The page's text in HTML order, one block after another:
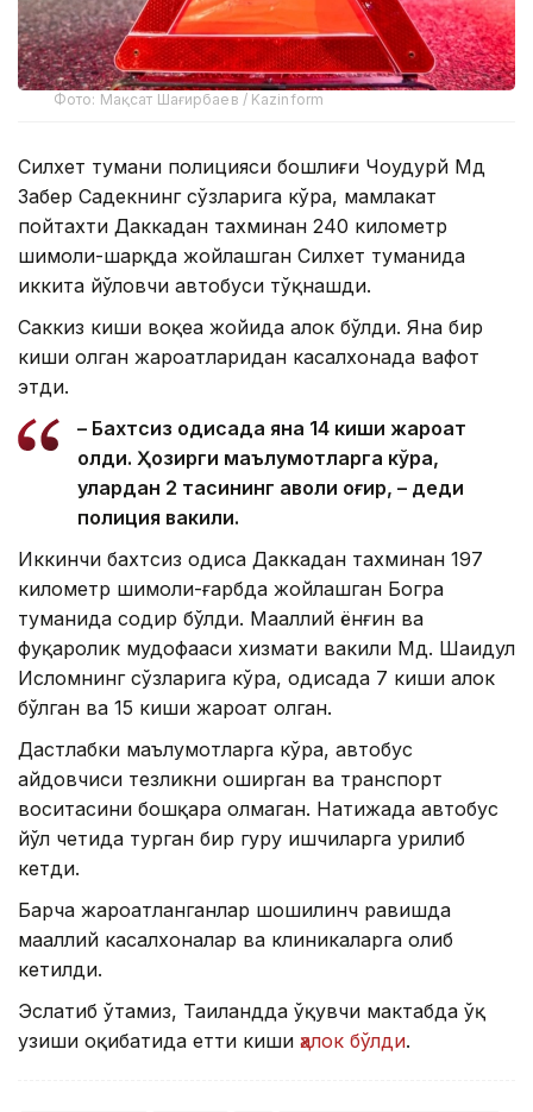
Фото: Мақсат Шағирбаев / Kazinform
Силхет тумани полицияси бошлиғи Чоудҳурй Мд
Забер Садекнинг сўзларига кўра, мамлакат
пойтахти Даккадан тахминан 240 километр
шимоли-шарқда жойлашган Силхет туманида
иккита йўловчи автобуси тўқнашди.
Саккиз киши воқеа жойида ҳалок бўлди. Яна бир
киши олган жароҳатларидан касалхонада вафот
этди.
– Бахтсиз ҳодисада яна 14 киши жароҳат
олди. Ҳозирги маълумотларга кўра,
улардан 2 тасининг аҳволи оғир, – деди
полиция вакили.
Иккинчи бахтсиз ҳодиса Даккадан тахминан 197
километр шимоли-ғарбда жойлашган Богра
туманида содир бўлди. Маҳаллий ёнғин ва
фуқаролик мудофааси хизмати вакили Мд. Шаҳидул
Исломнинг сўзларига кўра, ҳодисада 7 киши ҳалок
бўлган ва 15 киши жароҳат олган.
Дастлабки маълумотларга кўра, автобус
ҳайдовчиси тезликни оширган ва транспорт
воситасини бошқара олмаган. Натижада автобус
йўл четида турган бир гуруҳ ишчиларга урилиб
кетди.
Барча жароҳатланганлар шошилинч равишда
маҳаллий касалхоналар ва клиникаларга олиб
кетилди.
Эслатиб ўтамиз, Таиландда ўқувчи мактабда ўқ
узиши оқибатида етти киши ҳалок бўлди.